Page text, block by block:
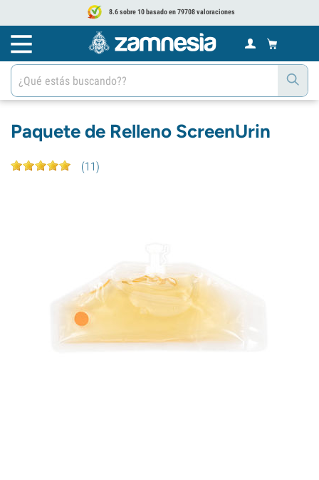
8.6 sobre 10 basado en 79708 valoraciones
Paquete de Relleno ScreenUrin
(11)